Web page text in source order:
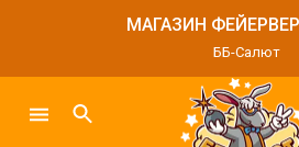
МАГАЗИН
ББ-Салют